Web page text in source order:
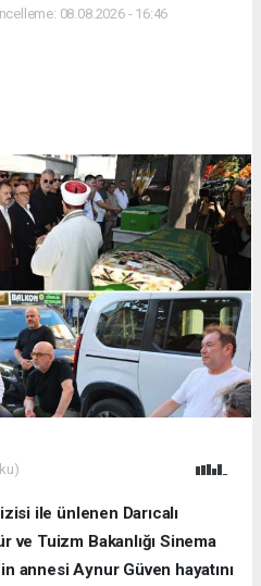
08.08.2026 - 16:46
ile ünlenen Darıcalı
ve Tuizm Bakanlığı Sinema
annesi Aynur Güven hayatını